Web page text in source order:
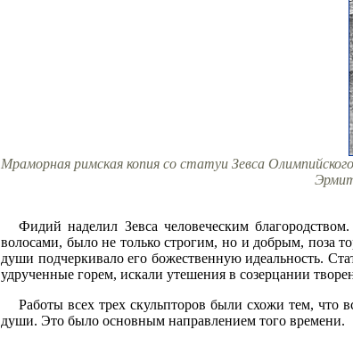
Мраморная римская копия со статуи Зевса
Фидий наделил Зевса человеческим
волосами, было не только строгим, но и добрым, поза
души подчеркивало его божественную идеальность.
удрученные горем, искали утешения в созерцании
Работы всех трех скульпторов были схожи тем, что
души. Это было основным направлением того времени.